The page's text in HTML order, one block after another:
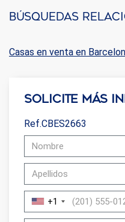
Búsquedas
Casas en venta en
Solicite más
Ref.CBES2663
+1